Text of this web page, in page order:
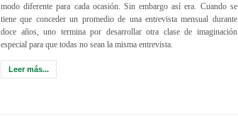
modo diferente para cada ocasión. Sin embargo así era. Cuando se
tiene que conceder un promedio de una entrevista mensual durante
doce años, uno termina por desarrollar otra clase de imaginación
especial para que todas no sean la misma entrevista.
Leer más...